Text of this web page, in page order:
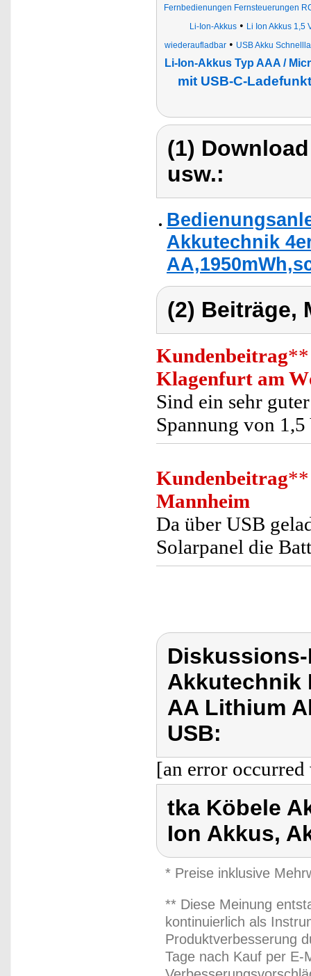
Fernbedienungen Fernsteuerungen
Li-Ion-Akkus• Li Ion Akkus 1,5
wiederaufladbar • USB Akku
Li-Ion-Akkus Typ AAA /
mit USB-C-
(1)
usw.:
Akkutechnik
(2) Beiträge,
Kundenbeitrag**
Klagenfurt am
Sind ein sehr
Spannung von 1,5
Kundenbeitrag**
Mannheim
Da über USB
Solarpanel die
Akkutechnik
AA Lithium
USB:
[an error
tka Köbele
Ion Akkus,
* Preise inklusive
** Diese Meinung
kontinuierlich als
Produktverbesserung
Tage nach Kauf per E-